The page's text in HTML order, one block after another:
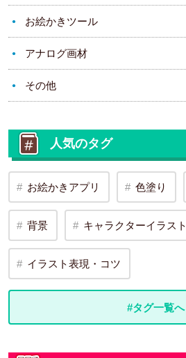
お絵かきツール
アナログ画材
その他
人気のタグ
お絵かきアプリ 色塗り
背景 キャラクターイラスト
イラスト表現・コツ
#タグ一覧へ